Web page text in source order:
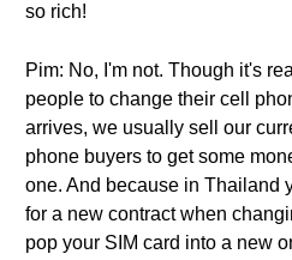
so rich!
Pim: No, I'm not. Though it's
people to change their cell
arrives, we usually sell our
phone buyers to get some
one. And because in Thailand
for a new contract when
pop your SIM card into a new